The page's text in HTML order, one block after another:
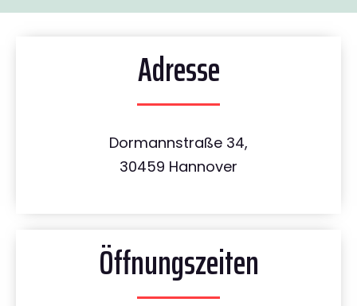
Adresse
Dormannstraße 34,
30459 Hannover
Öffnungszeiten